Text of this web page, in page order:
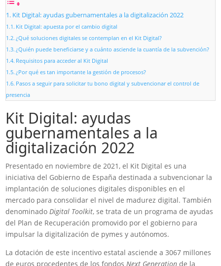
Kit Digital: ayudas gubernamentales a la digitalización 2022
Kit Digital: apuesta por el cambio digital
¿Qué soluciones digitales se contemplan en el Kit Digital?
¿Quién puede beneficiarse y a cuánto asciende la cuantía de la subvención?
Requisitos para acceder al Kit Digital
¿Por qué es tan importante la gestión de procesos?
Pasos a seguir para solicitar tu bono digital y subvencionar el control de
presencia
Kit Digital: ayudas
gubernamentales a la
digitalización 2022
Presentado en noviembre de 2021, el Kit Digital es una
iniciativa del Gobierno de España destinada a subvencionar la
implantación de soluciones digitales disponibles en el
mercado para consolidar el nivel de madurez digital. También
denominadoDigital Toolkit, se trata de un programa de ayudas
del Plan de Recuperación promovido por el gobierno para
impulsar la digitalización de pymes y autónomos.
La dotación de este incentivo estatal asciende a 3067 millones
de euros procedentes de los fondosNext Generation de la